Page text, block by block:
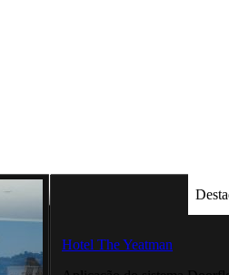
Hotel The Yeatman